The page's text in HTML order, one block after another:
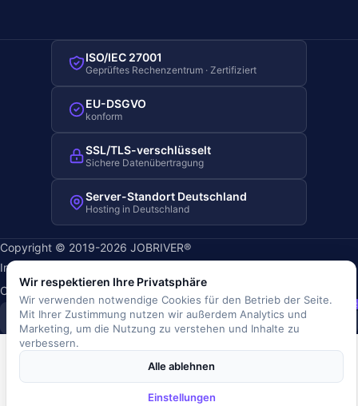
ISO/IEC 27001
Geprüftes Rechenzentrum · Zertifiziert
EU-DSGVO
konform
SSL/TLS-verschlüsselt
Sichere Datenübertragung
Server-Standort Deutschland
Hosting in Deutschland
Copyright © 2019-2026 JOBRIVER®
Impressum
Cookie-Richtlinie· Cookie-Einstellungen
SiSt JR
Wir respektieren Ihre Privatsphäre
Wir verwenden notwendige Cookies für den Betrieb der Seite.
Mit Ihrer Zustimmung nutzen wir außerdem Analytics und
Marketing, um die Nutzung zu verstehen und Inhalte zu
verbessern.
Alle ablehnen
Einstellungen